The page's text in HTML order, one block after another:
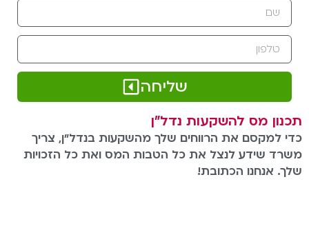
שליחה
תכנון מס להשקעות נדל"ן
כדי למקסם את הרווחים שלך מהשקעות בנדל"ן, צריך
משרד שידע לנצל את כל הטבות המס ואת כל הזכויות
שלך. אנחנו הכתובת!